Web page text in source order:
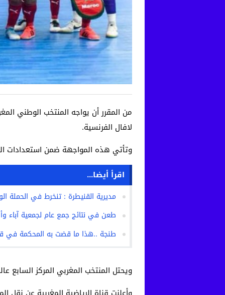
لافال الفرنسية.
وتأتي هذه المواجهة ضمن استعدادات
اقرأ أيضا...
مديرية القنيطرة : تنخرط في الحملة
طعن في نتائج جمع عام لجمعية آباء
طنجة ..هذا ما قضت به المحكمة في
ويحتل المنتخب المغربي المركز السابع